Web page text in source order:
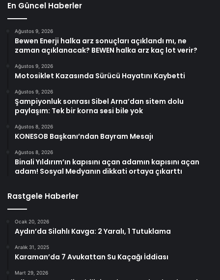
En Güncel Haberler
Ağustos 9, 2026
Bewen Enerji halka arz sonuçları açıklandı mı, ne
zaman açıklanacak? BEWEN halka arz kaç lot verir?
Ağustos 9, 2026
Motosiklet Kazasında Sürücü Hayatını Kaybetti
Ağustos 9, 2026
Şampiyonluk sonrası Sibel Arna’dan sitem dolu
paylaşım: Tek bir korna sesi bile yok
Ağustos 8, 2026
KONESOB Başkanı’ndan Bayram Mesajı
Ağustos 8, 2026
Binali Yıldırım’ın kapısını açan adamın kapısını açan
adam! Sosyal Medyanın dikkati ortaya çıkarttı
Rastgele Haberler
Ocak 20, 2026
Aydın’da Silahlı Kavga: 2 Yaralı, 1 Tutuklama
Aralık 31, 2025
Karaman’da 7 Avukattan Su Kaçağı İddiası
Mart 29, 2026